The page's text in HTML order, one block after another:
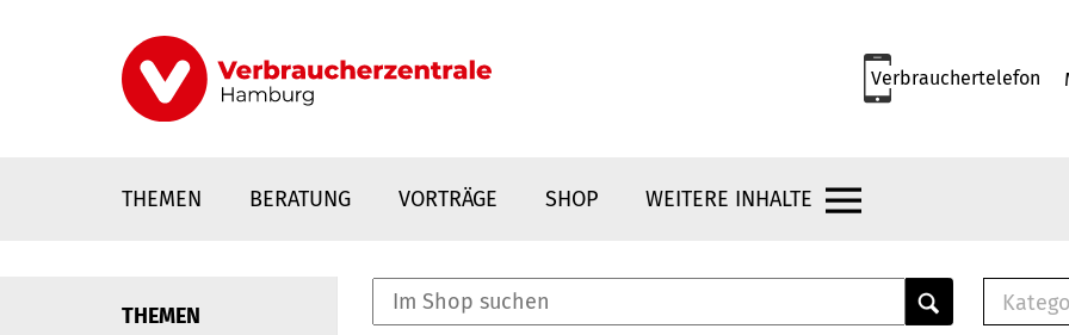
Verbrauchertelefon
THEMEN BERATUNG VORTRÄGE SHOP WEITERE INHALTE
THEMEN